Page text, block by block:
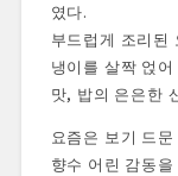
였다.
부드럽게 조리된
냉이를 살짝 얹
맛, 밥의 은은한
요즘은 보기 드
향수 어린 감동